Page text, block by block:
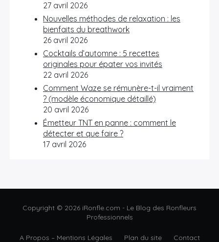
27 avril 2026
Nouvelles méthodes de relaxation : les
bienfaits du breathwork
26 avril 2026
Cocktails d’automne : 5 recettes
originales pour épater vos invités
22 avril 2026
Comment Waze se rémunère-t-il vraiment
? (modèle économique détaillé)
20 avril 2026
Émetteur TNT en panne : comment le
détecter et que faire ?
17 avril 2026
Copyright © 2026 iRonfle.com - Le Blog des Ronfleurs
Professionnels
A Propos – Mentions Légales Plan du site Contact